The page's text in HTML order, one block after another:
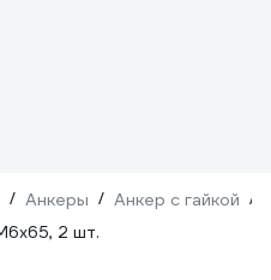
/ Анкеры / Анкер с гайкой /